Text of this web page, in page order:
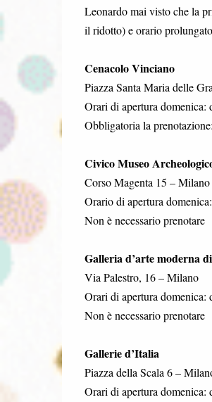
Leonardo mai visto che la
il ridotto) e orario
Cenacolo Vinciano
Piazza Santa Maria delle
Orari di apertura
Obbligatoria la
Civico Museo
Corso Magenta 15 – Milano
Orario di apertura
Non è necessario prenotare
Galleria d’arte moderna
Via Palestro, 16 – Milano
Orari di apertura domenica:
Non è necessario prenotare
Gallerie d’Italia
Piazza della Scala 6 –
Orari di apertura